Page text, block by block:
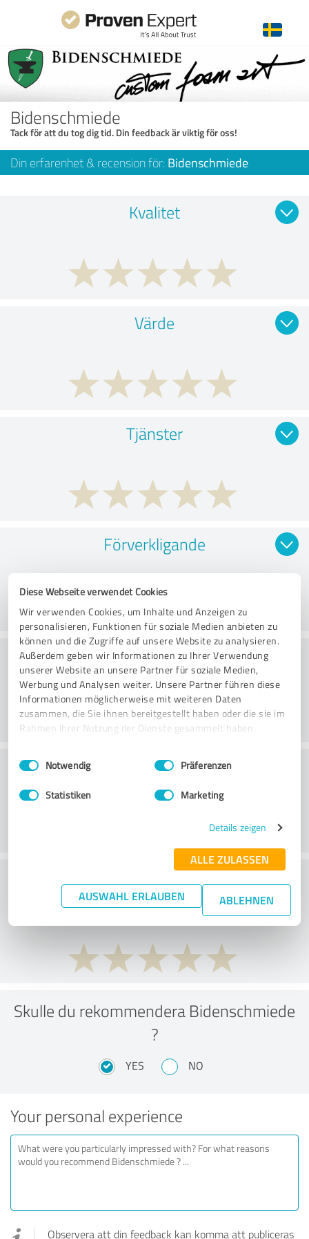
Diese Webseite verwendet Cookies
Wir verwenden Cookies, um Inhalte und Anzeigen zu
personalisieren, Funktionen für soziale Medien anbieten zu
können und die Zugriffe auf unsere Website zu analysieren.
Außerdem geben wir Informationen zu Ihrer Verwendung
unserer Website an unsere Partner für soziale Medien,
Werbung und Analysen weiter. Unsere Partner führen diese
Informationen möglicherweise mit weiteren Daten
zusammen, die Sie ihnen bereitgestellt haben oder die sie im
Rahmen Ihrer Nutzung der Dienste gesammelt haben.
Impressum Datenschutzbestimmungen
Einwilligungsauswahl
Notwendig Präferenzen
Statistiken Marketing
Details zeigen
ALLE ZULASSEN
AUSWAHL ERLAUBEN ABLEHNEN
Bidenschmiede
Tack för att du tog dig tid. Din feedback är viktig för oss!
Din erfarenhet & recension för: Bidenschmiede
Kvalitet
Värde
Tjänster
Förverkligande
Rådgivning
Kundservice
What do you think of the price to
performance ratio?
Skulle du rekommendera Bidenschmiede
?
YES NO
Your personal experience
Observera att din feedback kan komma att publiceras